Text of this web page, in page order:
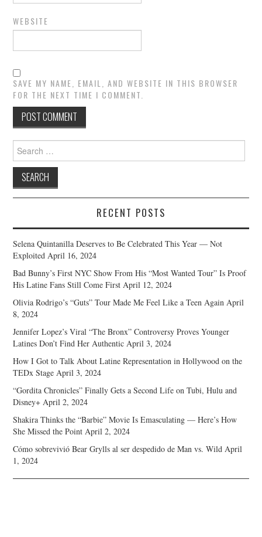
WEBSITE
SAVE MY NAME, EMAIL, AND WEBSITE IN THIS BROWSER
FOR THE NEXT TIME I COMMENT.
Search
for:
RECENT POSTS
Selena Quintanilla Deserves to Be Celebrated This Year — Not
Exploited April 16, 2024
Bad Bunny’s First NYC Show From His “Most Wanted Tour” Is Proof
His Latine Fans Still Come First April 12, 2024
Olivia Rodrigo’s “Guts” Tour Made Me Feel Like a Teen Again April
8, 2024
Jennifer Lopez’s Viral “The Bronx” Controversy Proves Younger
Latines Don’t Find Her Authentic April 3, 2024
How I Got to Talk About Latine Representation in Hollywood on the
TEDx Stage April 3, 2024
“Gordita Chronicles” Finally Gets a Second Life on Tubi, Hulu and
Disney+ April 2, 2024
Shakira Thinks the “Barbie” Movie Is Emasculating — Here’s How
She Missed the Point April 2, 2024
Cómo sobrevivió Bear Grylls al ser despedido de Man vs. Wild April
1, 2024